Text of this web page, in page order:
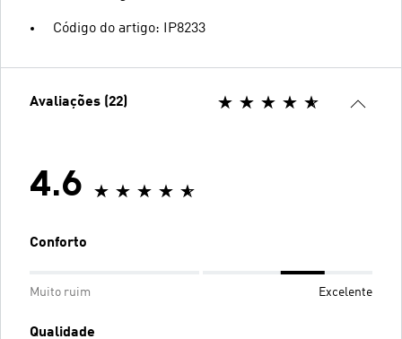
Código do artigo: IP8233
Avaliações (22)
4.6
Conforto
Muito ruim Excelente
Qualidade